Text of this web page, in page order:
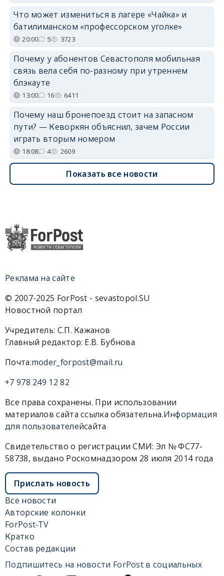
Что может измениться в лагере «Чайка» и
батилиманском «профессорском уголке»
20:00 5 3723
Почему у абонентов Севастополя мобильная
связь вела себя по-разному при утреннем
блэкауте
13:00 16 6411
Почему наш бронепоезд стоит на запасном
пути? — Кеворкян объяснил, зачем России
играть вторым номером
18:08 4 2609
Показать все новости
Реклама на сайте
© 2007-2025 ForPost - sevastopol.SU
Новостной портал
Учредитель: С.П. Кажанов
Главный редактор: Е.В. Бубнова
Почта:moder_forpost@mail.ru
+7 978 249 12 82
Все права сохранены. При использовании
материалов сайта ссылка обязательна.Информация
для пользователейсайта
Свидетельство о регистрации СМИ: Эл № ФС77-
58738, выдано Роскомнадзором 28 июля 2014 года
Прислать новость
Все новости
Авторские колонки
ForPost-TV
Кратко
Состав редакции
Подпишитесь на новости ForPost в социальных